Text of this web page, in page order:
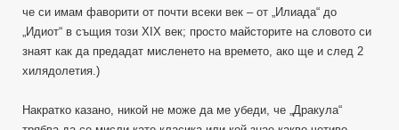
че си имам фаворити от почти всеки век – от „Илиада“ до
„Идиот“ в същия този XIX век; просто майсторите на словото си
знаят как да предадат мисленето на времето, ако ще и след 2
хилядолетия.)
Накратко казано, никой не може да ме убеди, че „Дракула“